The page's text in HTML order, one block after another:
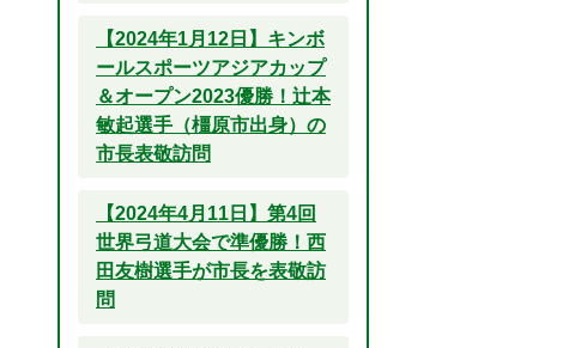
【2024年1月12日】キンボ
ールスポーツアジアカップ
＆オープン2023優勝！辻本
敏起選手（橿原市出身）の
市長表敬訪問
【2024年4月11日】第4回
世界弓道大会で準優勝！西
田友樹選手が市長を表敬訪
問